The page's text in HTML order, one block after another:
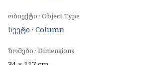
ობიექტი · Object Type
სვეტი · Column
ზომები · Dimensions